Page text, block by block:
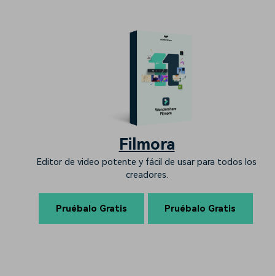
Filmora
Editor de video potente y fácil de usar para todos los
creadores.
Pruébalo Gratis Pruébalo Gratis